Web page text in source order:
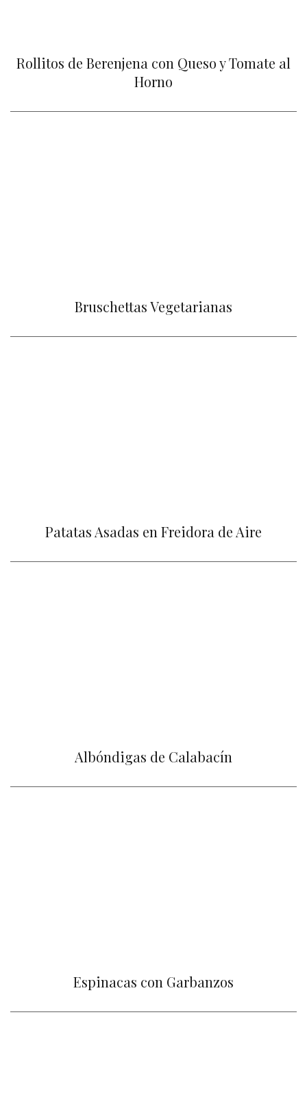
Rollitos de Berenjena con Queso y Tomate al
Horno
Bruschettas Vegetarianas
Patatas Asadas en Freidora de Aire
Albóndigas de Calabacín
Espinacas con Garbanzos